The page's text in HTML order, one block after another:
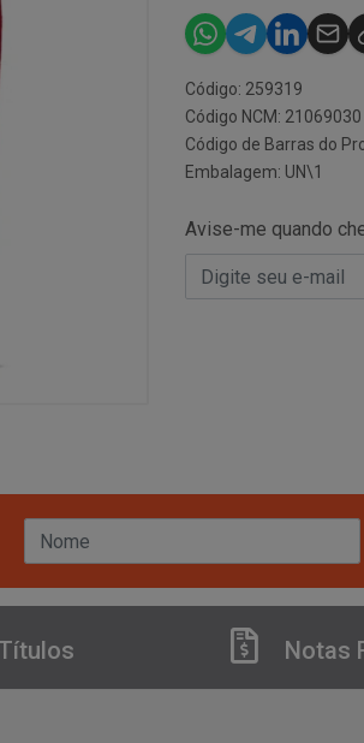
Código: 259319
Código NCM: 21069030
Código de Barras do
Embalagem: UN\1
Avise-me quando
Notas